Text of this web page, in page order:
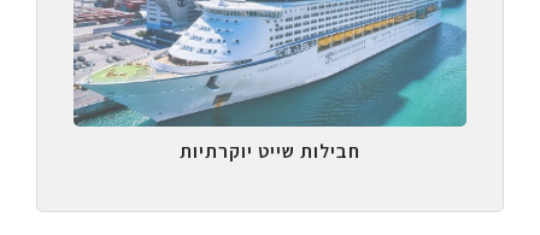
חבילות שייט יוקרתיות